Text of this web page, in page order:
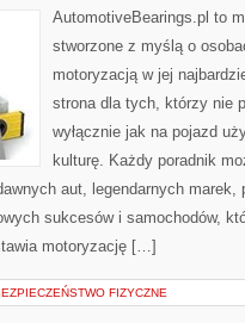
AutomotiveBearings.pl to
stworzone z myślą o
motoryzacją w jej
strona dla tych, którzy nie
wyłącznie jak na pojazd
kulturę. Każdy poradnik
aut, legendarnych marek,
sukcesów i samochodów,
motoryzację […]
FIZYCZNE